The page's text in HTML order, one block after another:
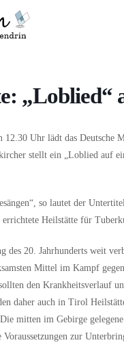
„Loblied“
Uhr lädt das Deutsche
stellt ein „Loblied auf
so lautet der
Heilstätte für
des 20. Jahrhunderts weit
Mittel im Kampf
den Krankheitsverlauf
daher auch in Tirol
mitten im Gebirge
Voraussetzungen zur